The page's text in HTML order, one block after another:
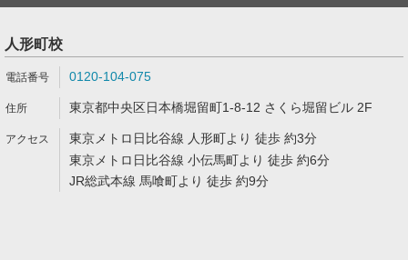
人形町校
0120-104-075
東京都中央区日本橋堀留町1-8-12 さくら堀留ビル 2F
東京メトロ日比谷線 人形町より 徒歩 約3分
東京メトロ日比谷線 小伝馬町より 徒歩 約6分
JR総武本線 馬喰町より 徒歩 約9分